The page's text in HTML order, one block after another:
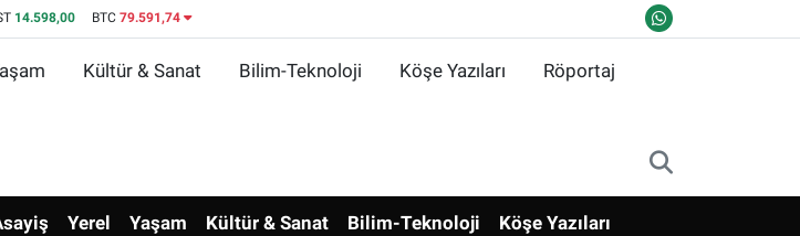
14.598,00 BTC 79.591,74
Kültür & Sanat Bilim-Teknoloji Köşe Yazıları Röportaj
Yerel Yaşam Kültür & Sanat Bilim-Teknoloji Köşe Yazıları